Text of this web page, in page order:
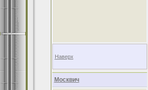
Наверх
Москвич